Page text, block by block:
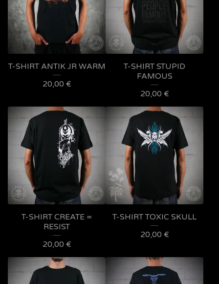
T-SHIRT ANTIK JR WARM
20,00 €
T-SHIRT STUPID
FAMOUS
20,00 €
T-SHIRT CREATE =
RESIST
20,00 €
T-SHIRT TOXIC SKULL
20,00 €